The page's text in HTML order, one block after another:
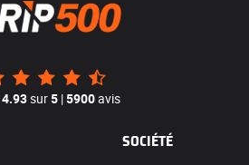
4.93sur5 |5900avis
SOCIÉTÉ